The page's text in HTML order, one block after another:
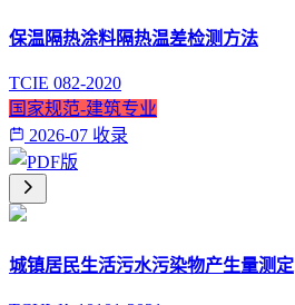
保温隔热涂料隔热温差检测方法
TCIE 082-2020
国家规范-建筑专业
2026-07 收录
城镇居民生活污水污染物产生量测定